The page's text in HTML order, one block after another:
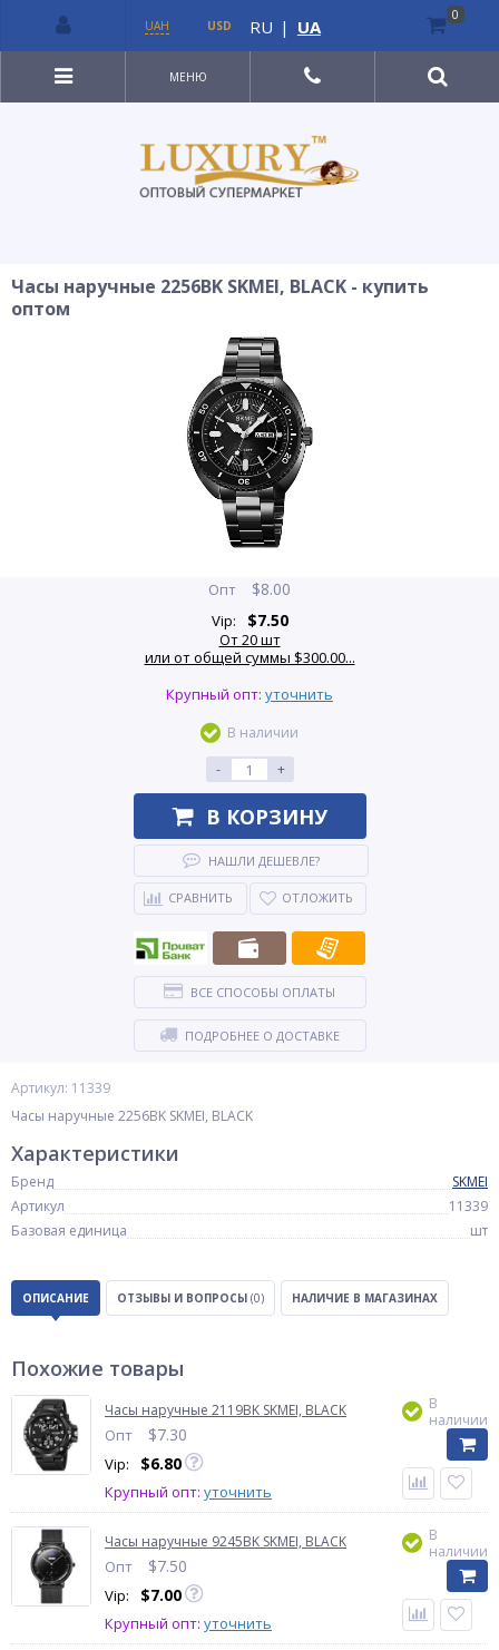
МЕНЮ
Часы наручные 2256BK SKMEI, BLACK - купить
оптом
Артикул: 11339
Часы наручные 2256BK SKMEI, BLACK
Опт $8.00
Vip: $7.50
От 20 шт
или от общей суммы $300.00...
Крупный опт: уточнить
В наличии
-
+
В КОРЗИНУ
НАШЛИ ДЕШЕВЛЕ?
СРАВНИТЬ ОТЛОЖИТЬ
ВСЕ СПОСОБЫ ОПЛАТЫ
ПОДРОБНЕЕ О ДОСТАВКЕ
Характеристики
Бренд
SKMEI
Артикул
11339
Базовая единица
шт
ОПИСАНИЕ ОТЗЫВЫ И ВОПРОСЫ (0) НАЛИЧИЕ В МАГАЗИНАХ
Похожие товары
Часы наручные 2119BK SKMEI, BLACK
Опт $7.30
Vip: $6.80
Крупный опт: уточнить
В
наличии
Часы наручные 9245BK SKMEI, BLACK
Опт $7.50
Vip: $7.00
Крупный опт: уточнить
В
наличии
UAH USD RU | UA
0